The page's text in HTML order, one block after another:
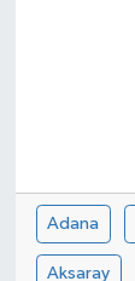
Adana
Aksaray